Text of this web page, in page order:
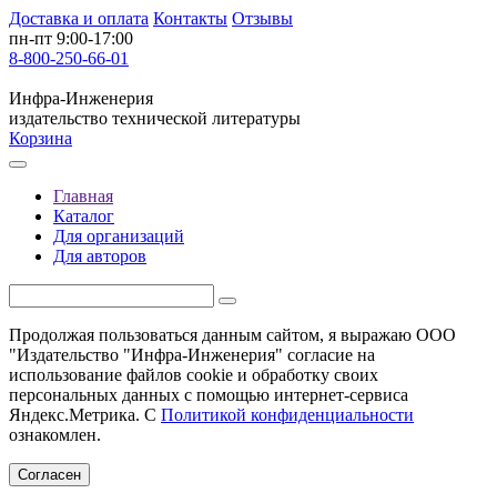
Доставка и оплата Контакты Отзывы
пн-пт 9:00-17:00
8-800-250-66-01
Инфра-Инженерия
издательство технической литературы
Корзина
Главная
Каталог
Для организаций
Для авторов
Продолжая пользоваться данным сайтом, я выражаю ООО
"Издательство "Инфра-Инженерия" согласие на
использование файлов cookie и обработку своих
персональных данных с помощью интернет-сервиса
Яндекс.Метрика. С Политикой конфиденциальности
ознакомлен.
Согласен